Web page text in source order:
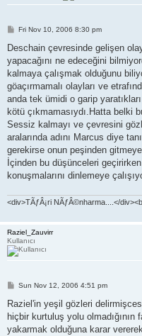
P
s
Fri Nov 10, 2006 8:30 pm
Deschain çevresinde gelişen
yapacağını ne edeceğini
kalmaya çalışmak olduğunu
göaçırmamalı olayları ve
anda tek ümidi o garip
kötü çıkmamasıydı.Hatta belki
Sessiz kalmayı ve çevresini
aralarında adını Marcus diye
gerekirse onun peşinden
İçinden bu düşünceleri
konuşmalarını dinlemeye
<div>TÃƒÂ¡ri NÃƒÂ©nharma....</
Raziel_Zauvirr
Kullanıcı
P
s
Sun Nov 12, 2006 4:51 pm
Raziel'in yeşil gözleri
hiçbir kurtuluş yolu olmadığının
yakarmak olduğuna karar